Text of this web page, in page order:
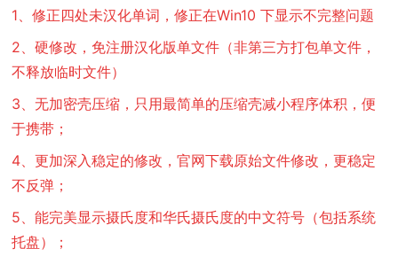
1、修正四处未汉化单词，修正在Win10 下显示不完整问题
2、硬修改，免注册汉化版单文件（非第三方打包单文件，
不释放临时文件）
3、无加密壳压缩，只用最简单的压缩壳减小程序体积，便
于携带；
4、更加深入稳定的修改，官网下载原始文件修改，更稳定
不反弹；
5、能完美显示摄氏度和华氏摄氏度的中文符号（包括系统
托盘）；